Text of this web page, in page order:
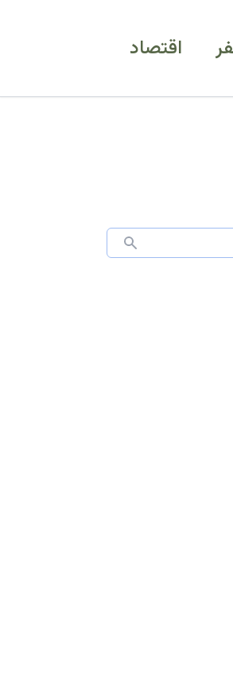
اقتصاد